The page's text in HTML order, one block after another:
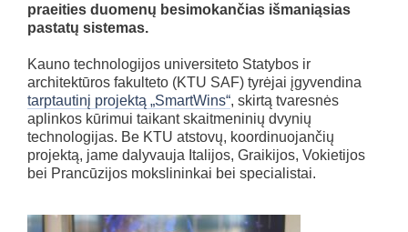
praeities duomenų besimokančias išmaniąsias
pastatų sistemas.
Kauno technologijos universiteto Statybos ir
architektūros fakulteto (KTU SAF) tyrėjai įgyvendina
tarptautinį projektą „SmartWins“, skirtą tvaresnės
aplinkos kūrimui taikant skaitmeninių dvynių
technologijas. Be KTU atstovų, koordinuojančių
projektą, jame dalyvauja Italijos, Graikijos, Vokietijos
bei Prancūzijos mokslininkai bei specialistai.